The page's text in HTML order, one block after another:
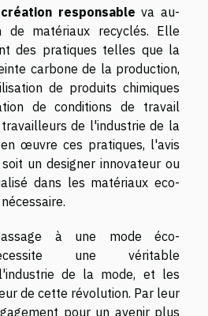
création responsable va au-
de matériaux recyclés. Elle
des pratiques telles que la
carbone de la production,
de produits chimiques
de conditions de travail
de l'industrie de la
œuvre ces pratiques, l'avis
un designer innovateur ou
dans les matériaux eco-
à une mode éco-
une véritable
de la mode, et les
de cette révolution. Par leur
pour un avenir plus